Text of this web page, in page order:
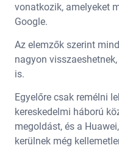
vonatkozik, amelyeket
Google.
Az elemzők szerint
nagyon
is.
Egyelőre csak remélni
kereskedelmi háború
megoldást, és a
kerülnek még